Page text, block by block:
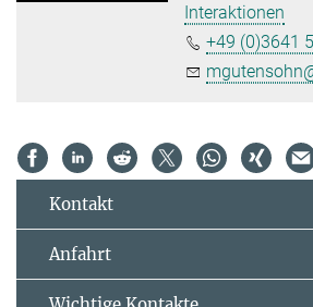
Interaktionen
+49 (0)3641
Kontakt
Anfahrt